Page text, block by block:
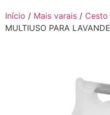
Início / Mais varais /
MULTIUSO PARA